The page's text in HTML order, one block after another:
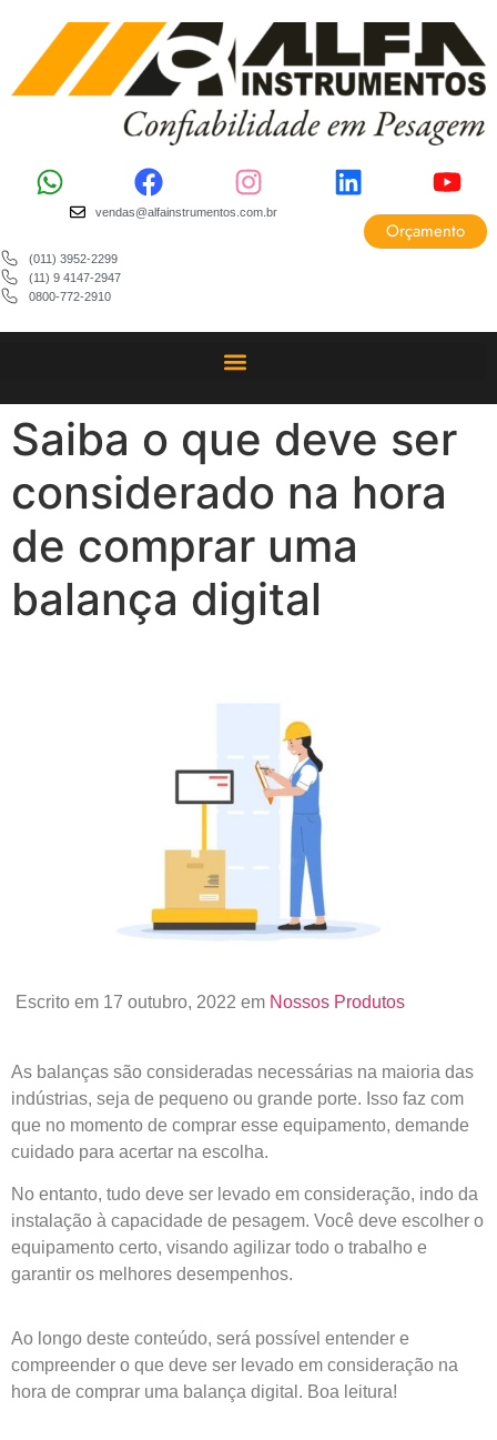
vendas@alfainstrumentos.com.br
Orçamento
(011) 3952-2299
(11) 9 4147-2947
0800-772-2910
Saiba o que deve ser
considerado na hora
de comprar uma
balança digital
Escrito em 17 outubro, 2022 em Nossos Produtos
As balanças são consideradas necessárias na maioria das
indústrias, seja de pequeno ou grande porte. Isso faz com
que no momento de comprar esse equipamento, demande
cuidado para acertar na escolha.
No entanto, tudo deve ser levado em consideração, indo da
instalação à capacidade de pesagem. Você deve escolher o
equipamento certo, visando agilizar todo o trabalho e
garantir os melhores desempenhos.
Ao longo deste conteúdo, será possível entender e
compreender o que deve ser levado em consideração na
hora de comprar uma balança digital. Boa leitura!